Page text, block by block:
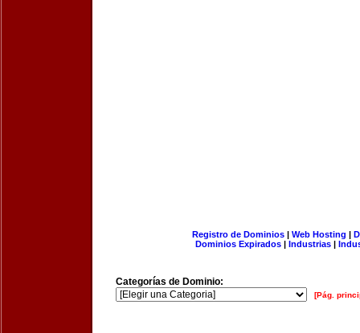
Registro de Dominios| Web Hosting |
Dominios Expirados | Industrias |
Categorías de Dominio:
[Pág.